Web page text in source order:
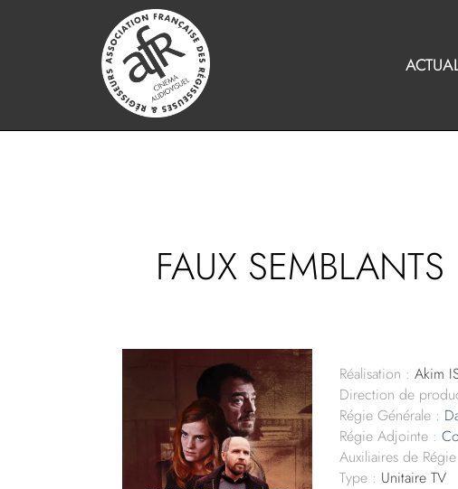
FAUX SEMBLANTS
Réalisation : Akim
Direction de
Régie Générale :
Régie Adjointe :
Auxiliaires de
Type : Unitaire TV